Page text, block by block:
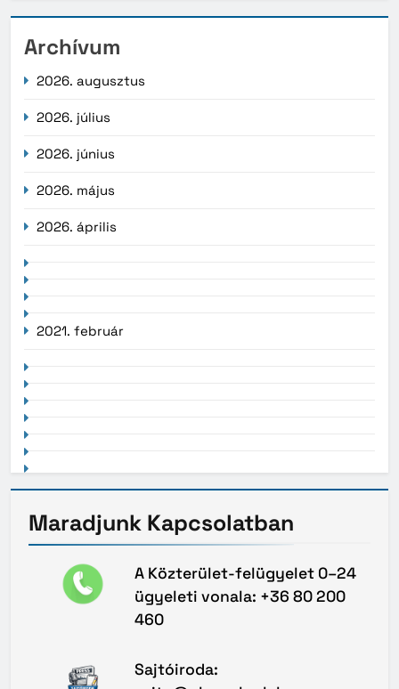
Archívum
2026. augusztus
2026. július
2026. június
2026. május
2026. április
2021. február
Maradjunk Kapcsolatban
A Közterület-felügyelet 0–24
ügyeleti vonala: +36 80 200
460
Sajtóiroda: